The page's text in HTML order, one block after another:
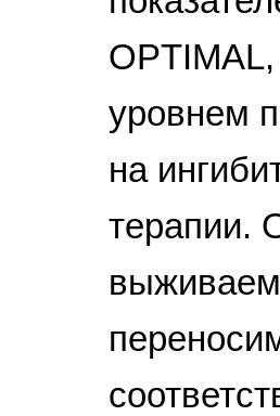
уровнем
на
терапии.